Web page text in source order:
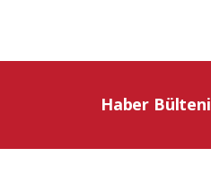
Haber Bülteni